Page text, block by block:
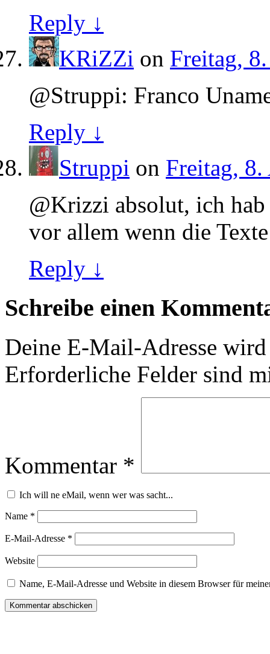
Reply ↓
KRiZZi on Freitag,
@Struppi: Franco
Reply ↓
Struppi on Freitag,
@Krizzi absolut, ich
vor allem wenn die
Reply ↓
Schreibe einen
Deine E-Mail-Adresse
Erforderliche Felder sind
Kommentar *
Ich will ne eMail, wenn wer was sacht...
Name *
E-Mail-Adresse *
Website
Name, E-Mail-Adresse und Website in diesem Browser für